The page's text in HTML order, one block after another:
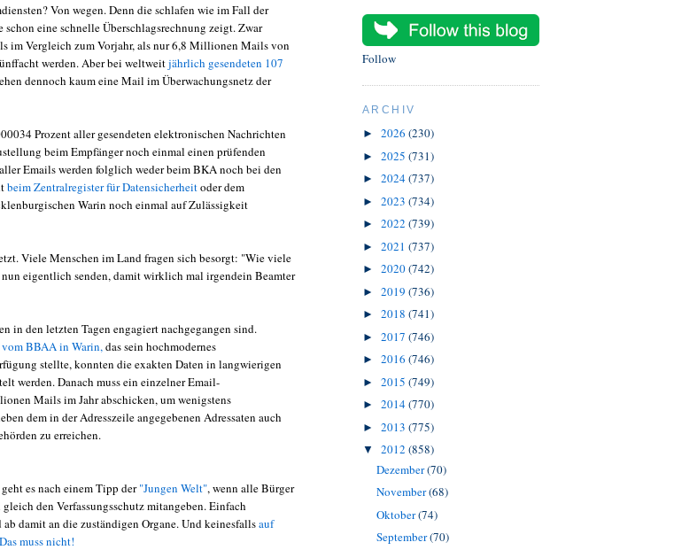
Von wegen. Denn die schlafen wie im Fall der
eine schnelle Überschlagsrechnung zeigt. Zwar
im Vergleich zum Vorjahr, als nur 6,8 Millionen Mails von
werden. Aber bei weltweitjährlich gesendeten 107
dennoch kaum eine Mail im Überwachungsnetz der
Prozent aller gesendeten elektronischen Nachrichten
beim Empfänger noch einmal einen prüfenden
Emails werden folglich weder beim BKA noch bei den
beim Zentralregister für Datensicherheitoder dem
Warin noch einmal auf Zulässigkeit
Viele Menschen im Land fragen sich besorgt: "Wie viele
eigentlich senden, damit wirklich mal irgendein Beamter
in den letzten Tagen engagiert nachgegangen sind.
BBAA in Warin, das sein hochmodernes
stellte, konnten die exakten Daten in langwierigen
werden. Danach muss ein einzelner Email-
Mails im Jahr abschicken, um wenigstens
dem in der Adresszeile angegebenen Adressaten auch
zu erreichen.
es nach einem Tipp der"Jungen Welt", wenn alle Bürger
den Verfassungsschutz mitangeben. Einfach
damit an die zuständigen Organe. Und keinesfallsauf
muss nicht!
Follow
ARCHIV
► 2026 (230)
► 2025 (731)
► 2024(737)
► 2023 (734)
► 2022 (739)
► 2021 (737)
► 2020(742)
► 2019 (736)
► 2018 (741)
► 2017 (746)
► 2016 (746)
► 2015 (749)
► 2014(770)
► 2013 (775)
▼ 2012 (858)
Dezember(70)
November(68)
Oktober(74)
September(70)